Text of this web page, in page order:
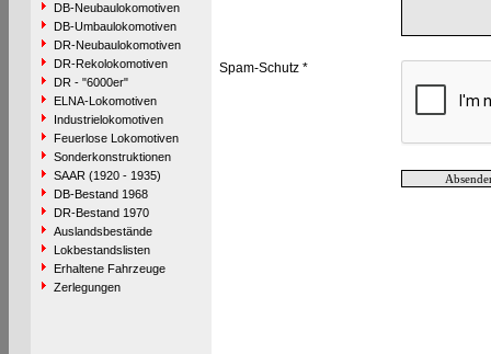
DB-Neubaulokomotiven
DB-Umbaulokomotiven
DR-Neubaulokomotiven
DR-Rekolokomotiven
DR - "6000er"
ELNA-Lokomotiven
Industrielokomotiven
Feuerlose Lokomotiven
Sonderkonstruktionen
SAAR (1920 - 1935)
DB-Bestand 1968
DR-Bestand 1970
Auslandsbestände
Lokbestandslisten
Erhaltene Fahrzeuge
Zerlegungen
Spam-Schutz *